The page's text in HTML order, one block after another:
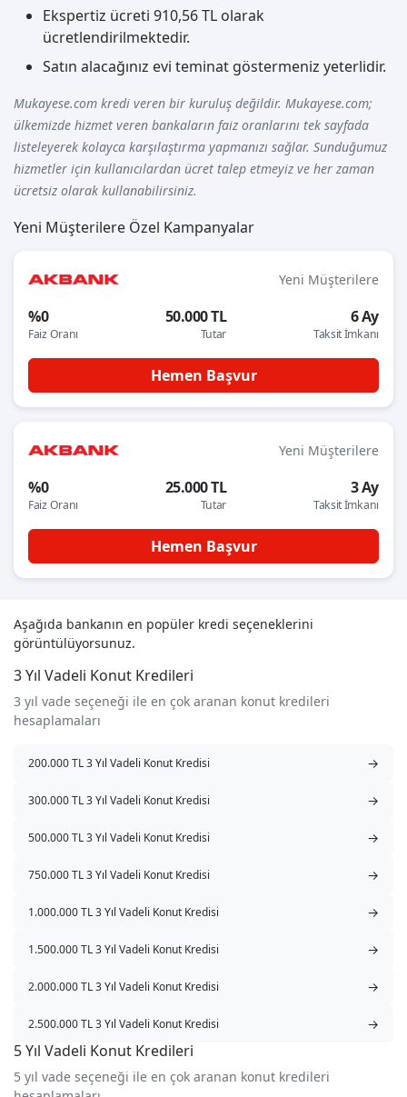
Ekspertiz ücreti 910,56 TL olarak
ücretlendirilmektedir.
Satın alacağınız evi teminat göstermeniz yeterlidir.
Mukayese.com kredi veren bir kuruluş değildir. Mukayese.com;
ülkemizde hizmet veren bankaların faiz oranlarını tek sayfada
listeleyerek kolayca karşılaştırma yapmanızı sağlar. Sunduğumuz
hizmetler için kullanıcılardan ücret talep etmeyiz ve her zaman
ücretsiz olarak kullanabilirsiniz.
Yeni Müşterilere Özel Kampanyalar
Yeni Müşterilere
%0
Faiz Oranı
50.000 TL
Tutar
6 Ay
Taksit İmkanı
Hemen Başvur
Yeni Müşterilere
%0
Faiz Oranı
25.000 TL
Tutar
3 Ay
Taksit İmkanı
Hemen Başvur
Aşağıda bankanın en popüler kredi seçeneklerini
görüntülüyorsunuz.
3 Yıl Vadeli Konut Kredileri
3 yıl vade seçeneği ile en çok aranan konut kredileri
hesaplamaları
200.000 TL 3 Yıl Vadeli Konut Kredisi →
300.000 TL 3 Yıl Vadeli Konut Kredisi →
500.000 TL 3 Yıl Vadeli Konut Kredisi →
750.000 TL 3 Yıl Vadeli Konut Kredisi →
1.000.000 TL 3 Yıl Vadeli Konut Kredisi →
1.500.000 TL 3 Yıl Vadeli Konut Kredisi →
2.000.000 TL 3 Yıl Vadeli Konut Kredisi →
2.500.000 TL 3 Yıl Vadeli Konut Kredisi →
5 Yıl Vadeli Konut Kredileri
5 yıl vade seçeneği ile en çok aranan konut kredileri